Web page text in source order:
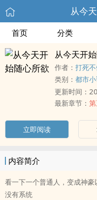
从今
首页 分类
从今天开
作者： 打死
类别： 都市
更新时间：
最新章节：
立即阅读
内容简介
看一下一个普通人，变成神豪
没有系统